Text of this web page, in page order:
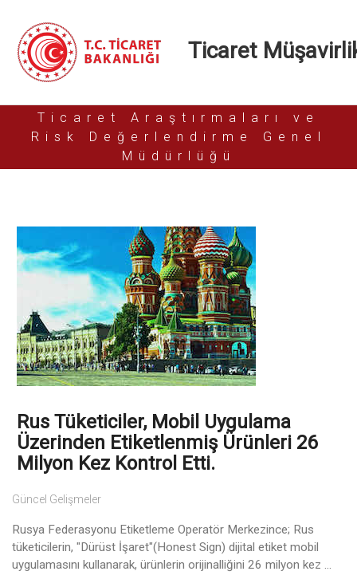
Ticaret
Ticaret Araştırmaları ve
Risk Değerlendirme Genel
Müdürlüğü
Rus Tüketiciler, Mobil Uygulama
Üzerinden Etiketlenmiş Ürünleri 26
Milyon Kez Kontrol Etti.
Güncel Gelişmeler
Rusya Federasyonu Etiketleme Operatör Merkezince; Rus
tüketicilerin, "Dürüst İşaret"(Honest Sign) dijital etiket mobil
uygulamasını kullanarak, ürünlerin orijinalliğini 26 milyon kez ...